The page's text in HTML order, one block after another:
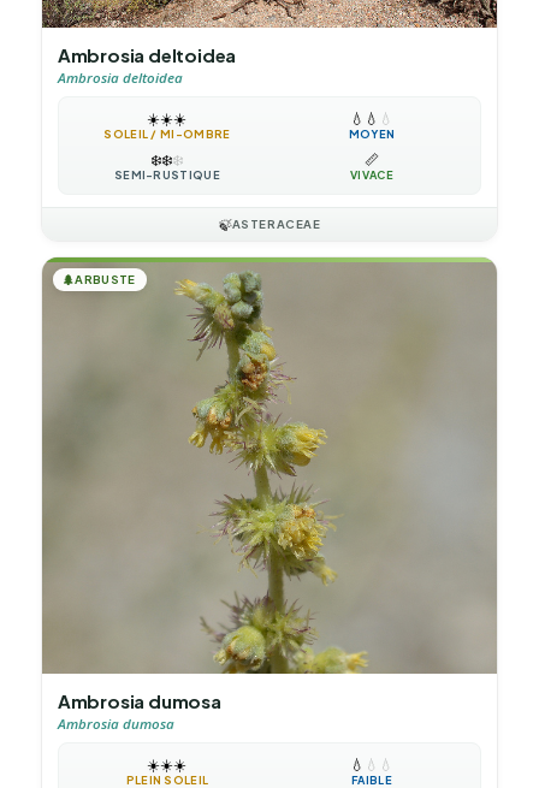
Ambrosia deltoidea
Ambrosia deltoidea
☀️☀️☀️
SOLEIL / MI-OMBRE
💧 💧 💧
MOYEN
❄️❄️❄️
SEMI-RUSTIQUE
📏
VIVACE
🍃ASTERACEAE
🌲ARBUSTE
Ambrosia dumosa
Ambrosia dumosa
☀️☀️☀️
PLEIN SOLEIL
💧 💧 💧
FAIBLE